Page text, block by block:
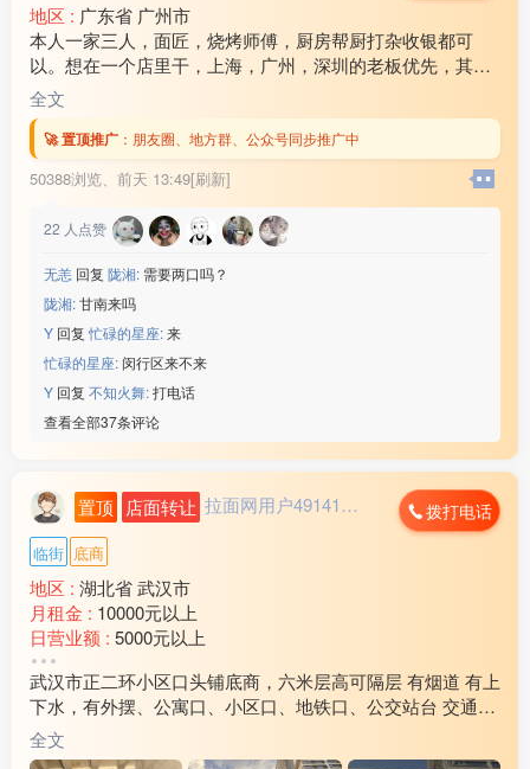
地区 : 广东省 广州市
本人一家三人，面匠，烧烤师傅，厨房帮厨打杂收银都可
以。想在一个店里干，上海，广州，深圳的老板优先，其他
地方也可以考虑！ 工资各方面问题可以电话商量，谈好后随
时可以出发！联系电话17***18
全文
🚀 置顶推广 ： 朋友圈、地方群、公众号同步推广中
50388浏览、 前天 13:49[刷新]
22 人点赞
无恙 回复 陇湘: 需要两口吗？
陇湘:甘南来吗
Y 回复忙碌的星座:来
忙碌的星座: 闵行区来不来
Y 回复 不知火舞:打电话
查看全部37条评论
置顶 店面转让 拉面网用户491412... 拨打电话
临街 底商
地区 : 湖北省 武汉市
月租金 : 10000元以上
日营业额 : 5000元以上
转让费 :
周边环境 :学校 小区 车站 市场
店内设施 :水电 燃气 齐全
武汉市正二环小区口头铺底商，六米层高可隔层 有烟道 有上
下水，有外摆、公寓口、小区口、地铁口、公交站台 交通便
利周边超3000户养活九间铺子。二层健身、棋牌、会所等业
态汇聚人流
全文